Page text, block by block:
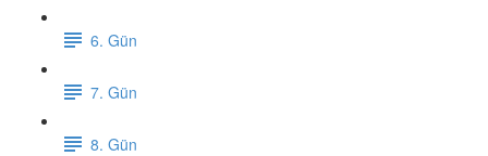
6. Gün
7. Gün
8. Gün